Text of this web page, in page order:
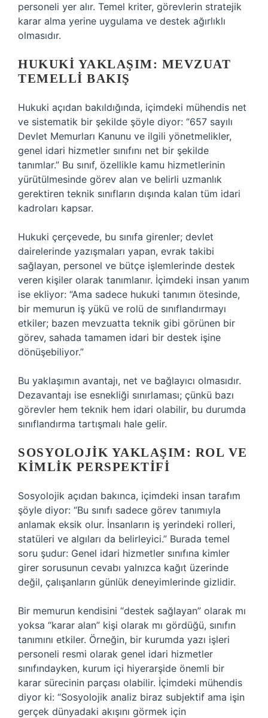
personeli yer alır. Temel kriter, görevlerin stratejik
karar alma yerine uygulama ve destek ağırlıklı
olmasıdır.
HUKUKI YAKLAŞIM: MEVZUAT
TEMELLI BAKIŞ
Hukuki açıdan bakıldığında, içimdeki mühendis net
ve sistematik bir şekilde şöyle diyor: “657 sayılı
Devlet Memurları Kanunu ve ilgili yönetmelikler,
genel idari hizmetler sınıfını net bir şekilde
tanımlar.” Bu sınıf, özellikle kamu hizmetlerinin
yürütülmesinde görev alan ve belirli uzmanlık
gerektiren teknik sınıfların dışında kalan tüm idari
kadroları kapsar.
Hukuki çerçevede, bu sınıfa girenler; devlet
dairelerinde yazışmaları yapan, evrak takibi
sağlayan, personel ve bütçe işlemlerinde destek
veren kişiler olarak tanımlanır. İçimdeki insan yanım
ise ekliyor: “Ama sadece hukuki tanımın ötesinde,
bir memurun iş yükü ve rolü de sınıflandırmayı
etkiler; bazen mevzuatta teknik gibi görünen bir
görev, sahada tamamen idari bir destek işine
dönüşebiliyor.”
Bu yaklaşımın avantajı, net ve bağlayıcı olmasıdır.
Dezavantajı ise esnekliği sınırlaması; çünkü bazı
görevler hem teknik hem idari olabilir, bu durumda
sınıflandırma tartışmalı hale gelir.
SOSYOLOJIK YAKLAŞIM: ROL VE
KIMLIK PERSPEKTIFI
Sosyolojik açıdan bakınca, içimdeki insan tarafım
şöyle diyor: “Bu sınıfı sadece görev tanımıyla
anlamak eksik olur. İnsanların iş yerindeki rolleri,
statüleri ve algıları da belirleyici.” Burada temel
soru şudur: Genel idari hizmetler sınıfına kimler
girer sorusunun cevabı yalnızca kağıt üzerinde
değil, çalışanların günlük deneyimlerinde gizlidir.
Bir memurun kendisini “destek sağlayan” olarak mı
yoksa “karar alan” kişi olarak mı gördüğü, sınıfın
tanımını etkiler. Örneğin, bir kurumda yazı işleri
personeli resmi olarak genel idari hizmetler
sınıfındayken, kurum içi hiyerarşide önemli bir
karar sürecinin parçası olabilir. İçimdeki mühendis
diyor ki: “Sosyolojik analiz biraz subjektif ama işin
gerçek dünyadaki akışını görmek için